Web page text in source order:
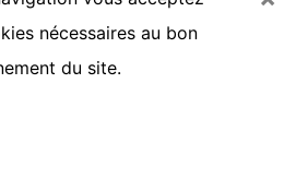
nécessaires au bon
du site.